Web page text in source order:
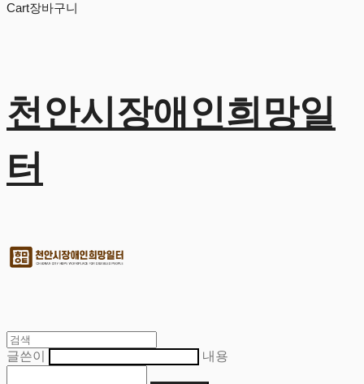
Cart장바구니
천안시장애인희망일
터
글쓴이 내용